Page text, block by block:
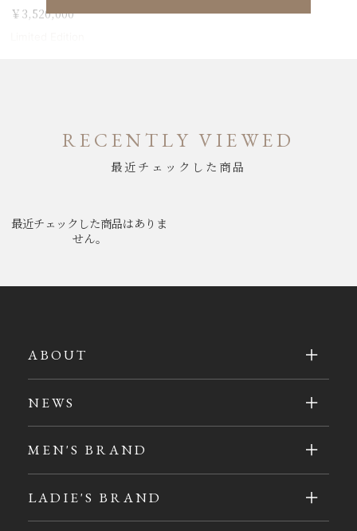
￥3,520,000
RECENTLY VIEWED
最近チェックした商品
最近チェックした商品はありま
せん。
ABOUT
NEWS
MEN'S BRAND
LADIE'S BRAND